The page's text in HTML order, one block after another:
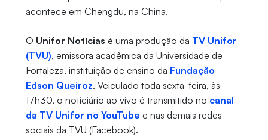
acontece em Chengdu, na China.
O Unifor Notícias é uma produção da TV Unifor
(TVU), emissora acadêmica da Universidade de
Fortaleza, instituição de ensino da Fundação
Edson Queiroz. Veiculado toda sexta-feira, às
17h30, o noticiário ao vivo é transmitido no canal
da TV Unifor no YouTube e nas demais redes
sociais da TVU (Facebook).